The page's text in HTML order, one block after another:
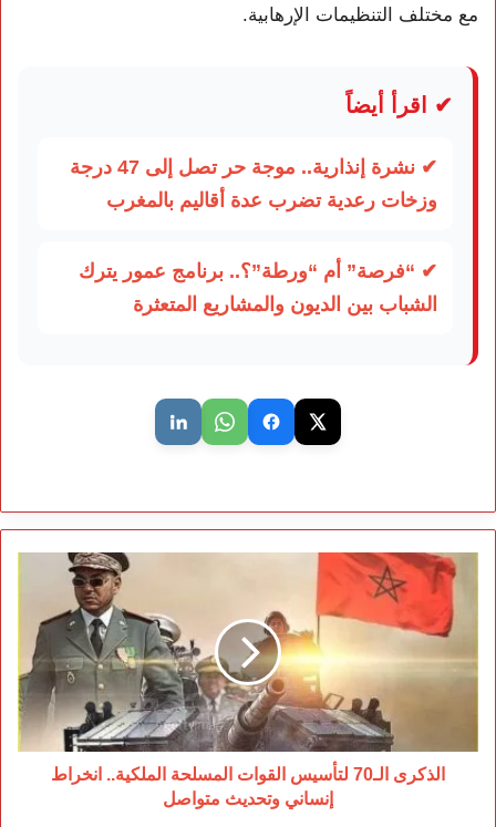
مع مختلف التنظيمات الإرهابية.
✔ اقرأ أيضاً
✔ نشرة إنذارية.. موجة حر تصل إلى 47 درجة
وزخات رعدية تضرب عدة أقاليم بالمغرب
✔ “فرصة” أم “ورطة”؟.. برنامج عمور يترك
الشباب بين الديون والمشاريع المتعثرة
الذكرى
الـ70
لتأسيس
القوات
المسلحة
الملكية..
وتحديث
متواصل
الذكرى الـ70 لتأسيس القوات المسلحة الملكية.. انخراط
إنساني وتحديث متواصل